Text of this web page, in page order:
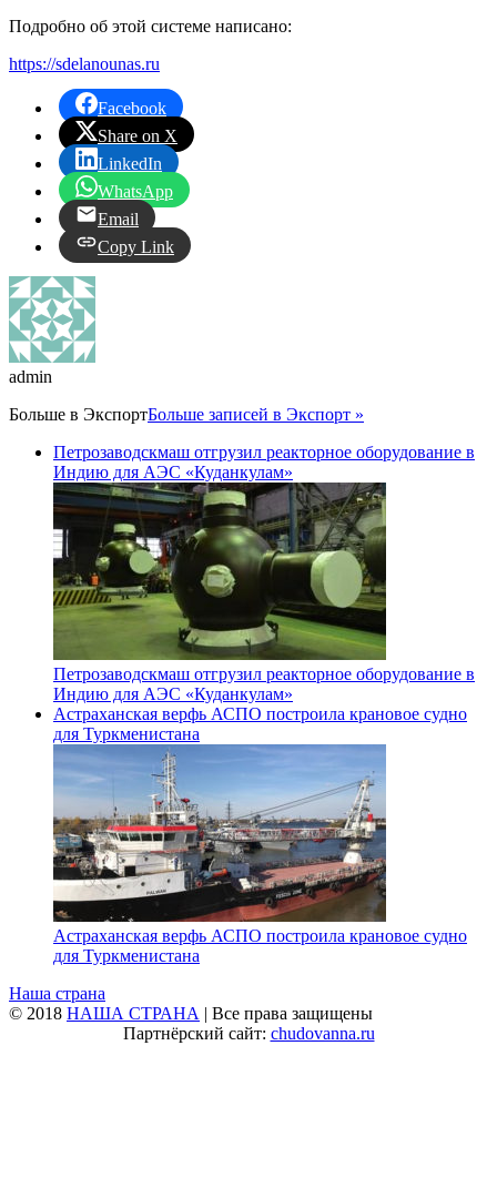
Подробно об этой системе написано:
https://sdelanounas.ru
Facebook
Share on X
LinkedIn
WhatsApp
Email
Copy Link
admin
Больше в ЭкспортБольше записей в Экспорт »
Петрозаводскмаш отгрузил реакторное оборудование в
Индию для АЭС «Куданкулам»
Петрозаводскмаш отгрузил реакторное оборудование в
Индию для АЭС «Куданкулам»
Астраханская верфь АСПО построила крановое судно
для Туркменистана
Астраханская верфь АСПО построила крановое судно
для Туркменистана
Наша страна
© 2018 НАША СТРАНА | Все права защищены
Партнёрский сайт: chudovanna.ru